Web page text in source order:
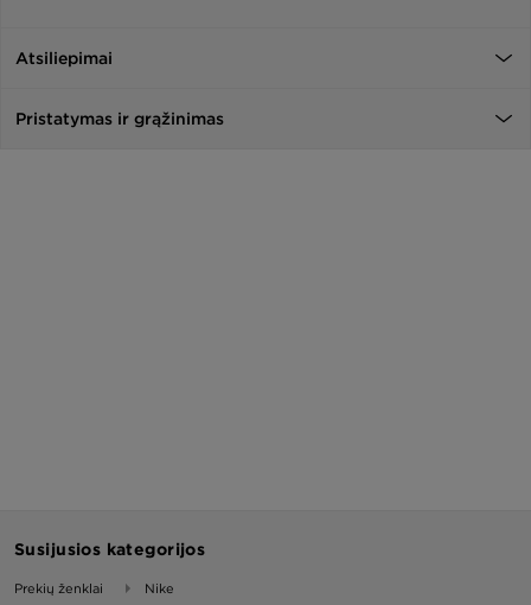
Atsiliepimai
Pristatymas ir grąžinimas
Susijusios kategorijos
Prekių ženklai Nike